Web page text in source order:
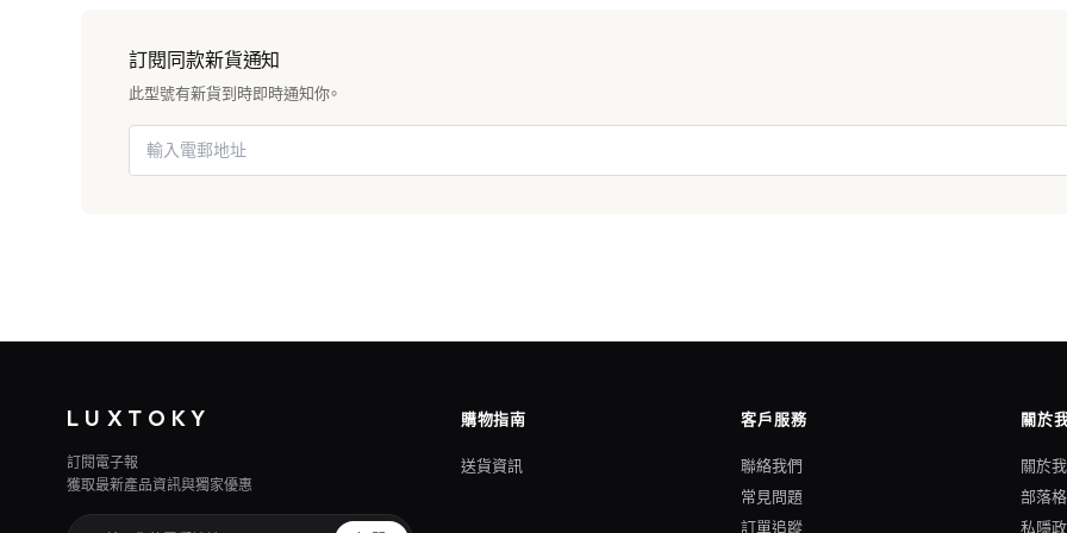
訂閱同款新貨通知
此型號有新貨到時即時通知你。
LUXTOKY
訂閱電子報
獲取最新產品資訊與獨家優惠
購物指南
送貨資訊
客戶服務
聯絡我們
常見問題
訂單追蹤
關於
關於
部落格
私隱